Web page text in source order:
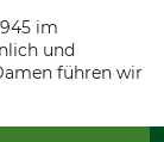
im
und
führen wir